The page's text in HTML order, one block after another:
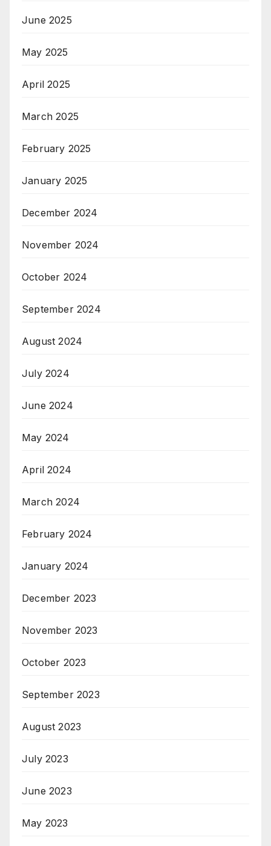
June 2025
May 2025
April 2025
March 2025
February 2025
January 2025
December 2024
November 2024
October 2024
September 2024
August 2024
July 2024
June 2024
May 2024
April 2024
March 2024
February 2024
January 2024
December 2023
November 2023
October 2023
September 2023
August 2023
July 2023
June 2023
May 2023